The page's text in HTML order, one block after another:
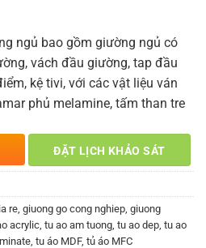
ngủ bao gồm giường ngủ có
vách đầu giường, tap đầu
kệ tivi, với các vật liệu ván
phủ melamine, tấm than tre
ĐẶT LỊCH KHẢO SÁT
re giuong go cong nghiep giuong
acrylic tu ao am tuong tu ao dep tu ao
tu áo MDF, tủ áo MFC